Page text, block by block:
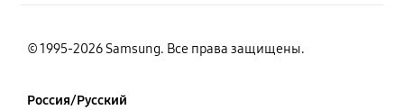
© 1995-2026 Samsung. Все права защищены.
Россия/Русский